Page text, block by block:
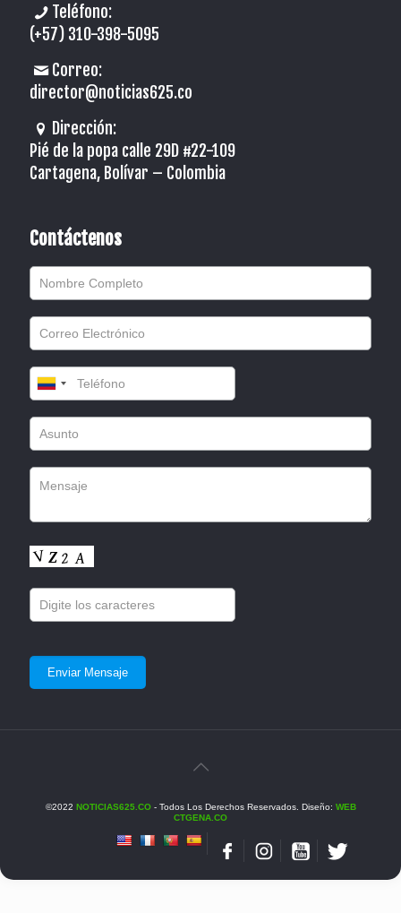
Teléfono:
(+57) 310-398-5095
Correo:
director@noticias625.co
Dirección:
Pié de la popa calle 29D #22-109
Cartagena, Bolívar – Colombia
Contáctenos
©2022 NOTICIAS625.CO- Todos Los Derechos Reservados. Diseño: WEB
CTGENA.CO